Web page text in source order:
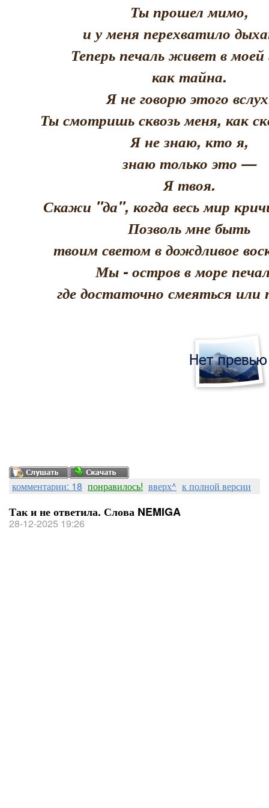
Ты прошел мимо,
и у меня перехватило
Теперь печаль живет в моей
как тайна.
Я не говорю этого
Ты смотришь сквозь меня, как
Я не знаю, кто я,
знаю только это —
Я твоя.
Скажи "да", когда весь мир
Позволь мне быть
твоим светом в дождливое
Мы - остров в море
где достаточно смеяться или
комментарии: 18 понравилось! вверх^ к полной версии
Так и не ответила. Слова NEMIGA
28-12-2025 19:26